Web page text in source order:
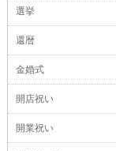
選挙
還暦
金婚式
開店祝い
開業祝い